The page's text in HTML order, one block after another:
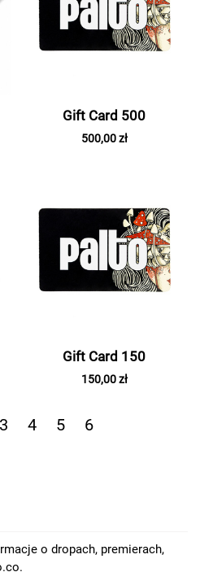
Gift Card 500
500,00 zł
Gift Card 150
150,00 zł
3 4 5 6
o dropach, premierach,